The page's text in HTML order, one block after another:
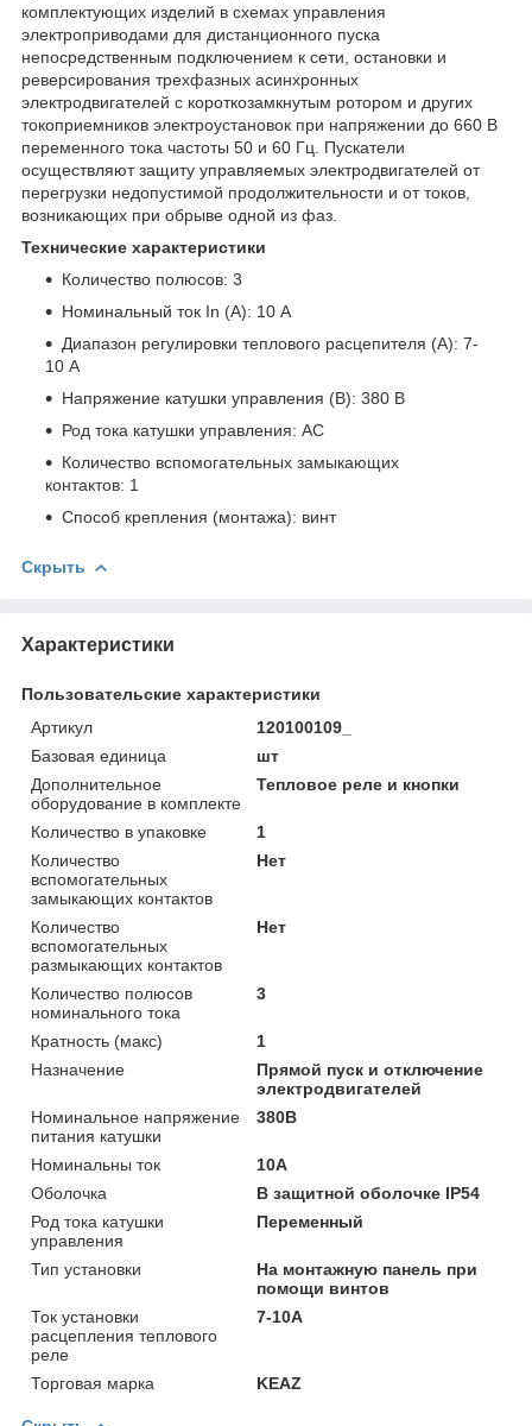
комплектующих изделий в схемах управления
электроприводами для дистанционного пуска
непосредственным подключением к сети, остановки и
реверсирования трехфазных асинхронных
электродвигателей с короткозамкнутым ротором и других
токоприемников электроустановок при напряжении до 660 В
переменного тока частоты 50 и 60 Гц. Пускатели
осуществляют защиту управляемых электродвигателей от
перегрузки недопустимой продолжительности и от токов,
возникающих при обрыве одной из фаз.
Технические характеристики
Количество полюсов: 3
Номинальный ток In (А): 10 А
Диапазон регулировки теплового расцепителя (А): 7-
10 А
Напряжение катушки управления (В): 380 В
Род тока катушки управления: AC
Количество вспомогательных замыкающих
контактов: 1
Способ крепления (монтажа): винт
Скрыть
Характеристики
Пользовательские характеристики
Артикул
120100109_
Базовая единица
шт
Дополнительное
оборудование в комплекте
Тепловое реле и кнопки
Количество в упаковке
1
Количество
вспомогательных
замыкающих контактов
Нет
Количество
вспомогательных
размыкающих контактов
Нет
Количество полюсов
номинального тока
3
Кратность (макс)
1
Назначение
Прямой пуск и отключение
электродвигателей
Номинальное напряжение
питания катушки
380В
Номинальны ток
10А
Оболочка
В защитной оболочке IP54
Род тока катушки
управления
Переменный
Тип установки
На монтажную панель при
помощи винтов
Ток установки
расцепления теплового
реле
7-10А
Торговая марка KEAZ